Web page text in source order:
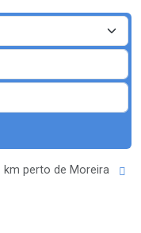
perto de Moreira